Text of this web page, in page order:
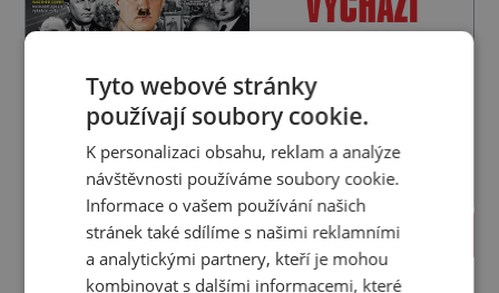
PROLISTOVAT
Tyto webové stránky
používají soubory cookie.
K personalizaci obsahu, reklam a analýze
návštěvnosti používáme soubory cookie.
Informace o vašem používání našich
stránek také sdílíme s našimi reklamními
a analytickými partnery, kteří je mohou
kombinovat s dalšími informacemi, které